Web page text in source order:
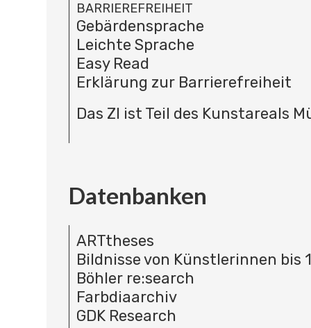
BARRIEREFREIHEIT
Gebärdensprache
Leichte Sprache
Easy Read
Erklärung zur Barrierefreiheit
Das ZI ist Teil des Kunstareals
Datenbanken
ARTtheses
Bildnisse von Künstlerinnen bis
Böhler re:search
Farbdiaarchiv
GDK Research